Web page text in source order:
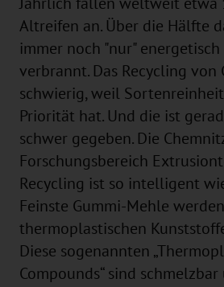
Jährlich fallen weltweit etwa
Altreifen an. Über die Hälfte
immer noch "nur"
verbrannt. Das Recycling von
schwierig, weil
Priorität hat. Und die ist
schwer gegeben. Die
Forschungsbereich
Recycling ist so intelligent
Feinste Gummi-Mehle
thermoplastischen
Diese sogenannten
Compounds“ sind schmelzbar